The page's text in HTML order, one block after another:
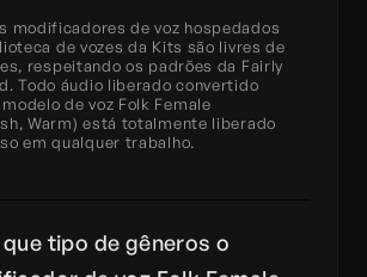
modificadores de voz hospedados
de vozes da Kits são livres de
respeitando os padrões da Fairly
Todo áudio liberado convertido
de voz Folk Female
Warm) está totalmente liberado
em qualquer trabalho.
que tipo de gêneros o